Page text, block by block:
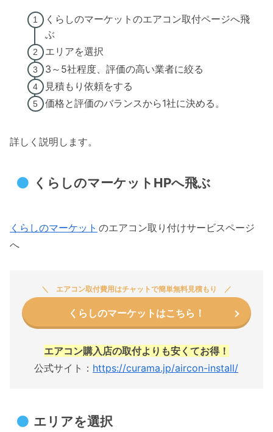
くらしのマーケットのエアコン取付ページへ飛
ぶ
エリアを選択
3～5社程度、評価の高い業者に絞る
見積もり依頼をする
価格と評価のバランスから1社に決める。
詳しく説明します。
くらしのマーケットHPへ飛ぶ
くらしのマーケット のエアコン取り付けサービスページ
へ
エアコン取付費用はチャットで簡単無料見積もり
くらしのマーケットはこちら！
エアコン購入店の取付よりも安くてお得！
公式サイト： https://curama.jp/aircon-install/
エリアを選択